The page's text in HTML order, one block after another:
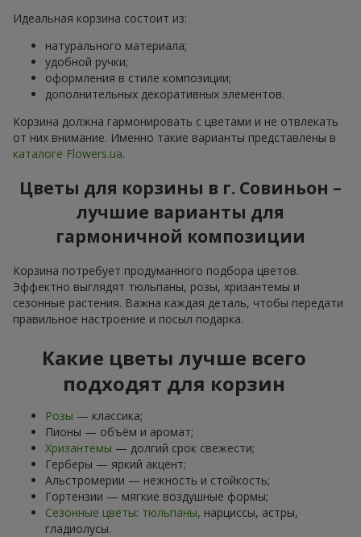
Идеальная корзина состоит из:
натурального материала;
удобной ручки;
оформления в стиле композиции;
дополнительных декоративных элементов.
Корзина должна гармонировать с цветами и не отвлекать
от них внимание. Именно такие варианты представлены в
каталоге Flowers.ua.
Цветы для корзины в г. Совиньон –
лучшие варианты для
гармоничной композиции
Корзина потребует продуманного подбора цветов.
Эффектно выглядят тюльпаны, розы, хризантемы и
сезонные растения. Важна каждая деталь, чтобы передати
правильное настроение и посыл подарка.
Какие цветы лучше всего
подходят для корзин
Розы — классика;
Пионы — объём и аромат;
Хризантемы — долгий срок свежести;
Герберы — яркий акцент;
Альстромерии — нежность и стойкость;
Гортензии — мягкие воздушные формы;
Сезонные цветы: тюльпаны, нарциссы, астры,
гладиолусы.